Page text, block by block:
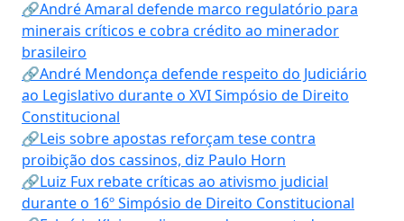
🔗André Amaral defende marco regulatório para
minerais críticos e cobra crédito ao minerador
brasileiro
🔗André Mendonça defende respeito do Judiciário
ao Legislativo durante o XVI Simpósio de Direito
Constitucional
🔗Leis sobre apostas reforçam tese contra
proibição dos cassinos, diz Paulo Horn
🔗Luiz Fux rebate críticas ao ativismo judicial
durante o 16º Simpósio de Direito Constitucional